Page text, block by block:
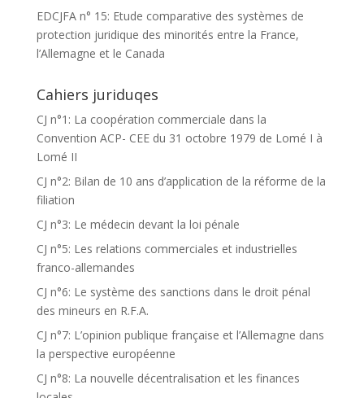
EDCJFA n° 15: Etude comparative des systèmes de
protection juridique des minorités entre la France,
l’Allemagne et le Canada
Cahiers juriduqes
CJ n°1: La coopération commerciale dans la
Convention ACP- CEE du 31 octobre 1979 de Lomé I à
Lomé II
CJ n°2: Bilan de 10 ans d’application de la réforme de la
filiation
CJ n°3: Le médecin devant la loi pénale
CJ n°5: Les relations commerciales et industrielles
franco-allemandes
CJ n°6: Le système des sanctions dans le droit pénal
des mineurs en R.F.A.
CJ n°7: L’opinion publique française et l’Allemagne dans
la perspective européenne
CJ n°8: La nouvelle décentralisation et les finances